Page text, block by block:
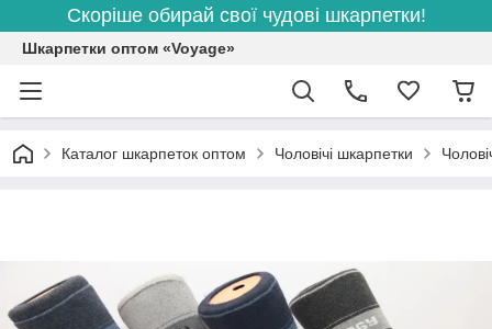
Скоріше обирай свої чудові шкарпетки!
Шкарпетки оптом «Voyage»
Каталог шкарпеток оптом Чоловічі шкарпетки